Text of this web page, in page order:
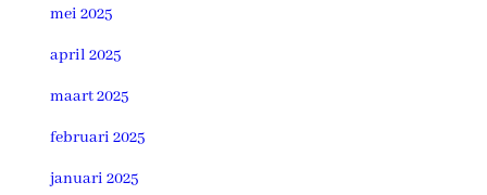
mei 2025
april 2025
maart 2025
februari 2025
januari 2025